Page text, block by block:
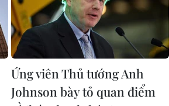
Ứng viên Thủ tướng Anh
Johnson bày tỏ quan điểm